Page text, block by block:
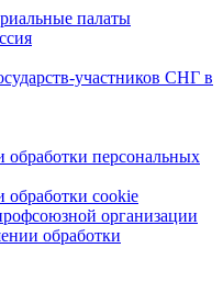
палаты
участников СНГ в
персональных
cookie
организации
обработки